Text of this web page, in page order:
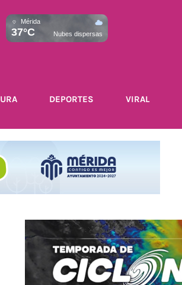
Mérida
37°C Nubes dispersas
DEPORTES VIRAL